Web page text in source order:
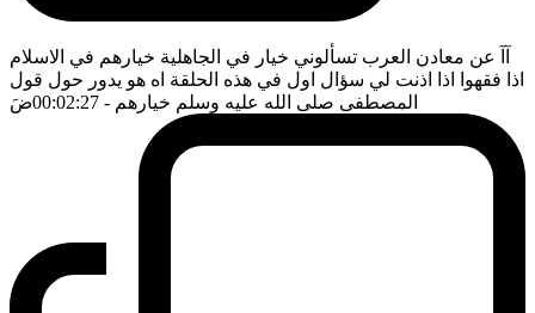
آآ عن معادن العرب تسألوني خيار في الجاهلية خيارهم في الاسلام
اذا فقهوا اذا اذنت لي سؤال اول في هذه الحلقة اه هو يدور حول قول
المصطفى صلى الله عليه وسلم خيارهم - 00:02:27 ضَ